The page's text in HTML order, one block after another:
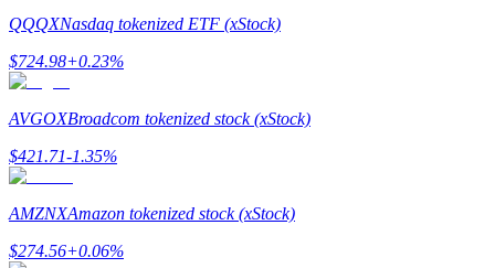
احصل على مكافآت تنافسية يوميًا
التوقيع المساحي
QQQXNasdaq tokenized ETF (xStock)
$724.98+0.23%
AVGOXBroadcom tokenized stock (xStock)
$421.71-1.35%
AMZNXAmazon tokenized stock (xStock)
$274.56+0.06%